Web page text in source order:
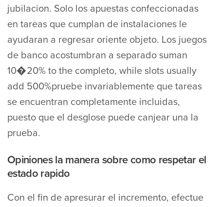
jubilacion. Solo los apuestas confeccionadas
en tareas que cumplan de instalaciones le
ayudaran a regresar oriente objeto. Los juegos
de banco acostumbran a separado suman
10�20% to the completo, while slots usually
add 500%pruebe invariablemente que tareas
se encuentran completamente incluidas,
puesto que el desglose puede canjear una la
prueba.
Opiniones la manera sobre como respetar el
estado rapido
Con el fin de apresurar el incremento, efectue